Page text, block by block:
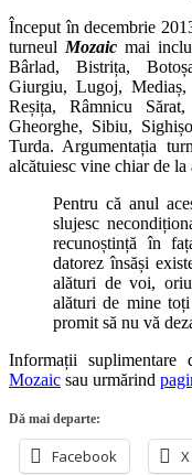
Început în decembrie
turneul Mozaic mai
Bârlad, Bistrița,
Giurgiu, Lugoj, Mediaș,
Reșița, Râmnicu
Gheorghe, Sibiu,
Turda. Argumentația
alcătuiesc vine chiar de la
Pentru că anul
slujesc
recunoștință în
datorez însăși
alături de voi,
alături de mine
promit să nu vă
Informații suplimentare
Mozaic sau urmărind
Dă mai departe:
Facebook X